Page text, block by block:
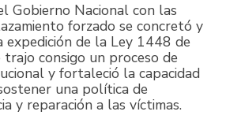
Gobierno Nacional con las
forzado se concretó y
expedición de la Ley 1448 de
consigo un proceso de
y fortaleció la capacidad
una política de
y reparación a las víctimas.